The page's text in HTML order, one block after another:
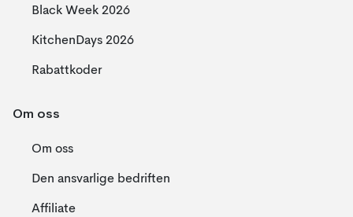
Black Week 2026
KitchenDays 2026
Rabattkoder
Om oss
Om oss
Den ansvarlige bedriften
Affiliate